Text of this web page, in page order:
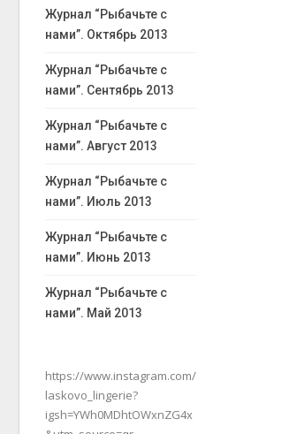
Журнал “Рыбачьте с
нами”. Октябрь 2013
Журнал “Рыбачьте с
нами”. Сентябрь 2013
Журнал “Рыбачьте с
нами”. Август 2013
Журнал “Рыбачьте с
нами”. Июль 2013
Журнал “Рыбачьте с
нами”. Июнь 2013
Журнал “Рыбачьте с
нами”. Май 2013
https://www.instagram.com/
laskovo_lingerie?
igsh=YWh0MDhtOWxnZG4x